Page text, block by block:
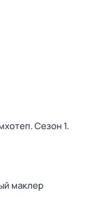
. Сезон 1.
маклер